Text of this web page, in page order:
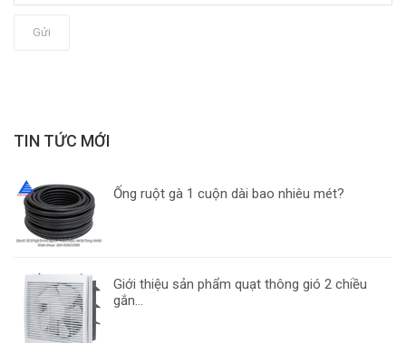
Gửi
TIN TỨC MỚI
Ống ruột gà 1 cuộn dài bao nhiêu mét?
Giới thiệu sản phẩm quạt thông gió 2 chiều
gắn...